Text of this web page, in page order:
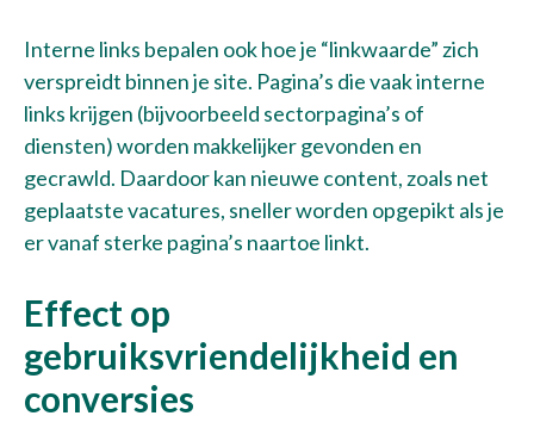
Interne links bepalen ook hoe je “linkwaarde” zich
verspreidt binnen je site. Pagina’s die vaak interne
links krijgen (bijvoorbeeld sectorpagina’s of
diensten) worden makkelijker gevonden en
gecrawld. Daardoor kan nieuwe content, zoals net
geplaatste vacatures, sneller worden opgepikt als je
er vanaf sterke pagina’s naartoe linkt.
Effect op
gebruiksvriendelijkheid en
conversies